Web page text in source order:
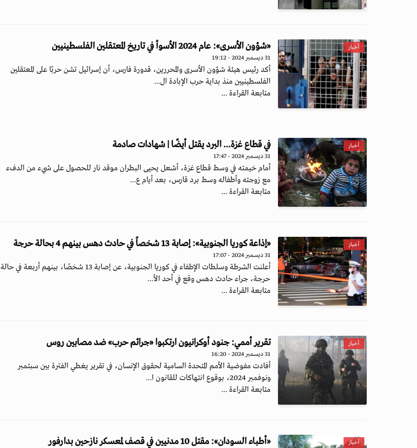
أخبار «شؤون الأسرى»: عام 2024 الأسوأ في تاريخ المعتقلين الفلسطينيين
31 ديسمبر 2024 - 19:12
أكد رئيس هيئة شؤون الأسرى والمحررين، قدورة فارس، أن إسرائيل تشن حربًا على المعتقلين
الفلسطينيين منذ بداية حرب الإبادة ال...
متابعة القراءة ...
أخبار في قطاع غزة... البرد يقتل أيضًا | شهادات صادمة
31 ديسمبر 2024 - 17:47
أمام خيمته في وسط قطاع غزة، أشعل يحيى البطران موقد نار للحصول على شيء من الدفء
مع زوجته وأطفاله وسط برد قارس، بعد أيام ع...
متابعة القراءة ...
أخبار «إذاعة كوريا الجنوبية»: إصابة 13 شخصاً في حادث دهس بينهم 4 بحالة حرجة
31 ديسمبر 2024 - 17:07
أعلنت الشرطة وسلطات الإطفاء في كوريا الجنوبية، عن إصابة 13 شخصًا، بينهم أربعة في حالة
حرجة، جراء حادث دهس وقع في أحد الأ...
متابعة القراءة ...
أخبار تقرير أممي: جنود أوكرانيون ارتكبوا «جرائم حرب» ضد مصابين روس
31 ديسمبر 2024 - 16:20
أفادت مفوضية الأمم المتحدة السامية لحقوق الإنسان، في تقرير يغطي الفترة بين سبتمبر
ونوفمبر 2024، بوقوع انتهاكات للقانون ا...
متابعة القراءة ...
أخبار «أطباء السودان»: مقتل 10 مدنيين في قصف لمعسكر نازحين بدارفور